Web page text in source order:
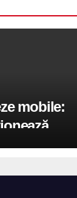
mobile:
completă